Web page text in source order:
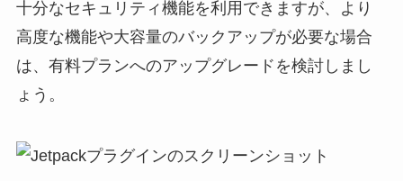
十分なセキュリティ機能を利用できますが、より
高度な機能や大容量のバックアップが必要な場合
は、有料プランへのアップグレードを検討しまし
ょう。